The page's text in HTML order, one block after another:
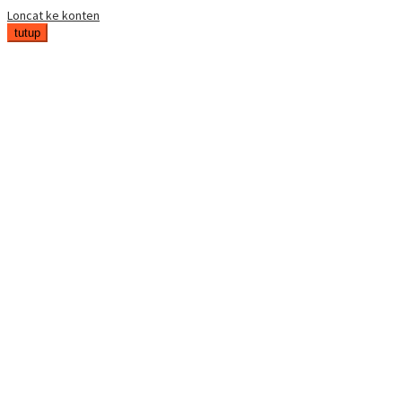
Loncat ke konten
tutup